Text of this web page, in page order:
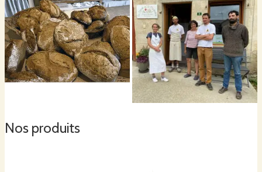
Nos produits